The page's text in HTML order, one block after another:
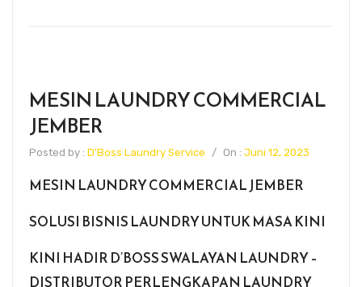
MESIN LAUNDRY COMMERCIAL
JEMBER
Posted by : D'Boss Laundry Service / On : Juni 12, 2023
MESIN LAUNDRY COMMERCIAL JEMBER
SOLUSI BISNIS LAUNDRY UNTUK MASA KINI
KINI HADIR D’BOSS SWALAYAN LAUNDRY –
DISTRIBUTOR PERLENGKAPAN LAUNDRY